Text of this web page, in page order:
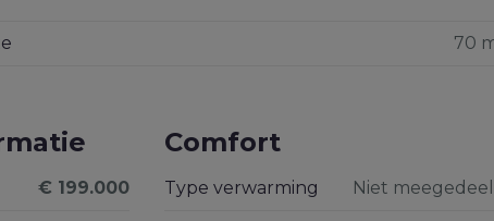
70
€ 199.000
Comfort
Type verwarming Niet